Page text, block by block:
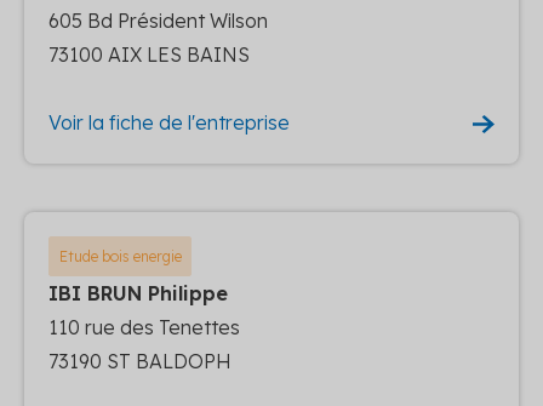
605 Bd Président Wilson
73100 AIX LES BAINS
Voir la fiche de l'entreprise
Etude bois energie
IBI BRUN Philippe
110 rue des Tenettes
73190 ST BALDOPH